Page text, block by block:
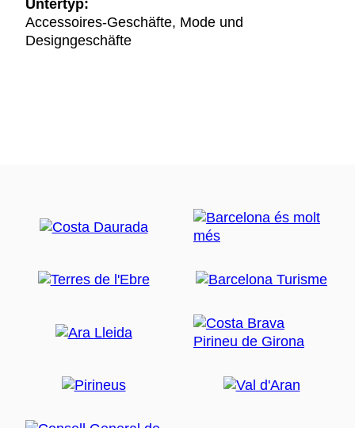
Untertyp:
Accessoires-Geschäfte, Mode und
Designgeschäfte